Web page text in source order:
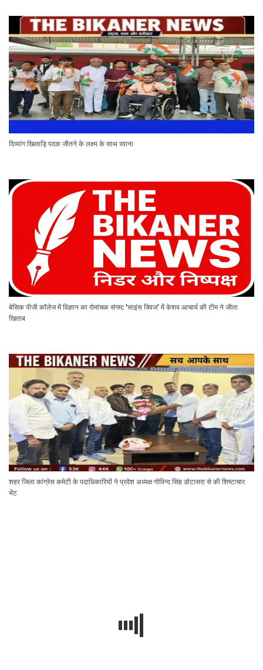
दिव्यांग खिलाड़ि पदक जीतने के लक्ष्य के साथ रवाना
बेसिक पीजी कॉलेज में विज्ञान का रोमांचक संगम: ‘साइंस क्विज’ में केशव आचार्य की टीम ने जीता
खिताब
शहर जिला कांग्रेस कमेटी के पदाधिकारियों ने प्रदेश अध्यक्ष गोविन्द सिंह डोटासरा से की शिष्टाचार
भेंट